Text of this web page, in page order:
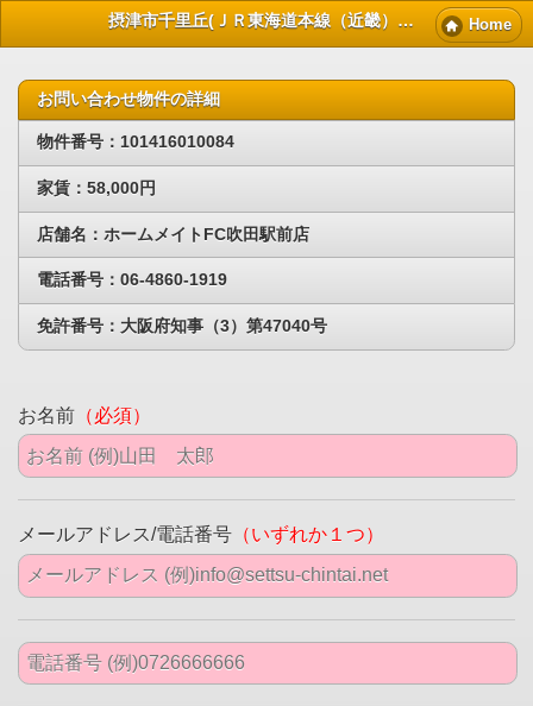
摂津市千里丘(ＪＲ東海道本線（近畿）岸辺)賃貸物件｜摂津賃貸マンション情報NET Home
お問い合わせ物件の詳細
物件番号：101416010084
家賃：58,000円
店舗名：ホームメイトFC吹田駅前店
電話番号：06-4860-1919
免許番号：大阪府知事（3）第47040号
お名前 （必須）
メールアドレス/電話番号 （いずれか１つ）